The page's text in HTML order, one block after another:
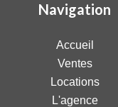
Navigation
Accueil
Ventes
Locations
L'agence